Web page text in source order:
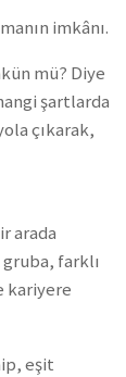
imkânı.
mü? Diye
şartlarda
çıkarak,
arada
farklı
kariyere
eşit